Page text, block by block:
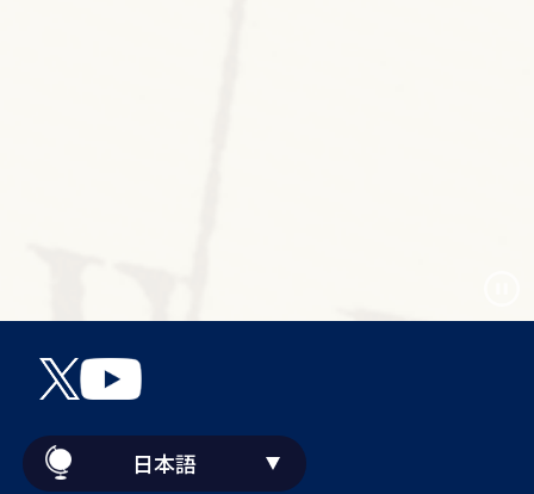
日本語